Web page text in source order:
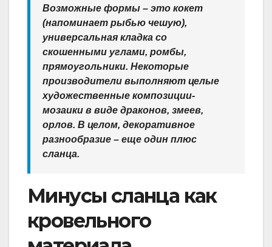
Возможные формы – это кокет
(напоминает рыбью чешую),
универсальная кладка со
скошенными углами, ромбы,
прямоугольники. Некоторые
производители выполняют целые
художественные композиции-
мозаики в виде драконов, змеев,
орлов. В целом, декоративное
разнообразие – еще один плюс
сланца.
Минусы сланца как
кровельного